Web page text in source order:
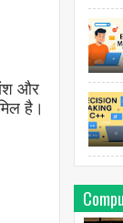
और
है।